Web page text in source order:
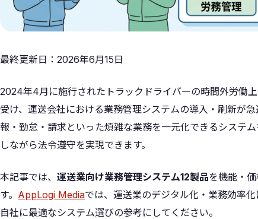
最終更新日：2026年6月15日
2024年4月に施行されたトラックドライバーの時間外労働
受け、運送会社における業務管理システムの導入・刷新が
報・勤怠・請求といった煩雑な業務を一元化できるシステ
しながら法令遵守を実現できます。
本記事では、 運送業向け業務管理システム12製品を機能・
す。 AppLogi Mediaでは、運送業のデジタル化・業務効率
自社に最適なシステム選びの参考にしてください。